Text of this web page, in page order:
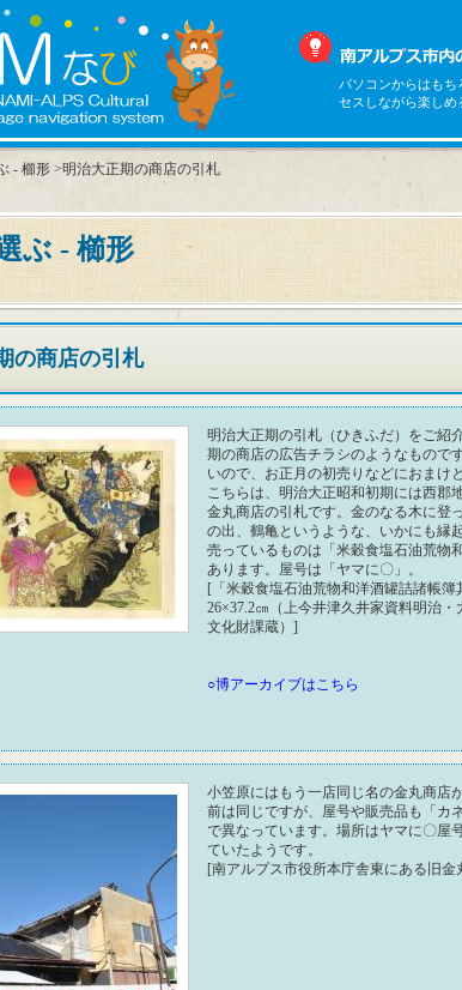
パソコンからはもち
セスしながら楽しめ
- 櫛形 >明治大正期の商店の引札
ぶ - 櫛形
の商店の引札
明治大正期の引札（ひきふだ）をご
期の商店の広告チラシのようなもので
いので、お正月の初売りなどにおまけ
こちらは、明治大正昭和初期には西郡
金丸商店の引札です。金のなる木に登
の出、鶴亀というような、いかにも縁
売っているものは「米穀食塩石油荒物
あります。屋号は「ヤマに〇」。
[「米穀食塩石油荒物和洋酒罐詰諸帳
26×37.2㎝（上今井津久井家資料明治
文化財課蔵）]
○博アーカイブはこちら
小笠原にはもう一店同じ名の金丸商店
前は同じですが、屋号や販売品も「カ
で異なっています。場所はヤマに〇屋
ていたようです。
[南アルプス市役所本庁舎東にある旧金